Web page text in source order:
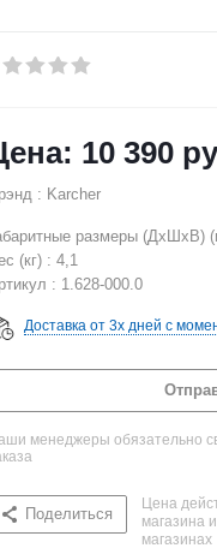
10 390
: Karcher
размеры (ДхШхВ)
(кг) : 4,1
: 1.628-000.0
Доставка от 3х дней с
менеджеры обязательно
Поделиться
Цена
магазина
магазинах